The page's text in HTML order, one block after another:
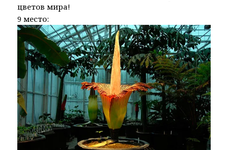
цветов мира!
9 место: